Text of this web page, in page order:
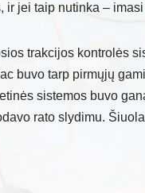
ir jei taip nutinka –
trakcijos kontrolės
buvo tarp pirmųjų
sistemos buvo
rato slydimu.